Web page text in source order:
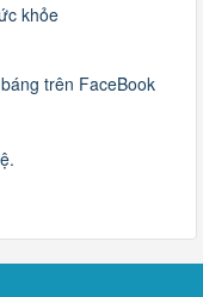
khỏe
trên FaceBook